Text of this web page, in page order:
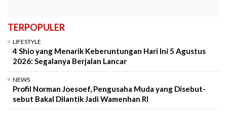
TERPOPULER
LIFESTYLE
4 Shio yang Menarik Keberuntungan Hari Ini 5 Agustus
2026: Segalanya Berjalan Lancar
NEWS
Profil Norman Joesoef, Pengusaha Muda yang Disebut-
sebut Bakal Dilantik Jadi Wamenhan RI